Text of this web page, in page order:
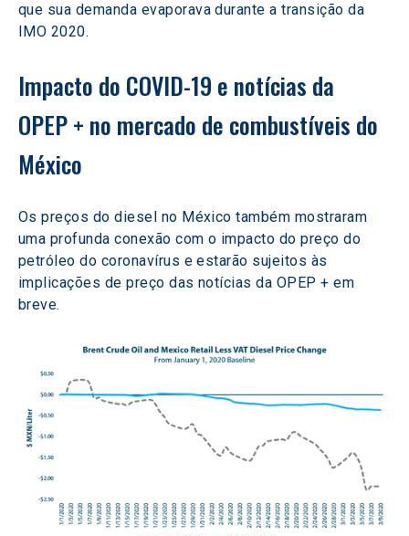
que sua demanda evaporava durante a transição da
IMO 2020.
Impacto do COVID-19 e notícias da
OPEP + no mercado de combustíveis do
México
Os preços do diesel no México também mostraram
uma profunda conexão com o impacto do preço do
petróleo do coronavírus e estarão sujeitos às
implicações de preço das notícias da OPEP + em
breve.